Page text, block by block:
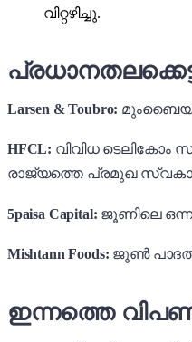
വിറ്റഴിച്ചു.
Larsen & Toubro:
HFCL: വിവിധ
രാജ്യത്തെ പ്രമുഖ സ്വകാര്യ
5paisa Capital: ജൂണിലെ
Mishtann Foods: ജൂൺ
ഇന്നത്തെ